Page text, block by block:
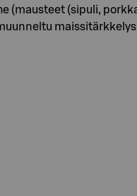
(mausteet (sipuli,